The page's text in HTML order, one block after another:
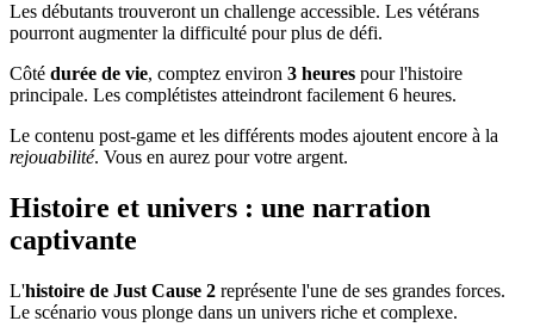
Les débutants trouveront un challenge accessible. Les vétérans
pourront augmenter la difficulté pour plus de défi.
Côté durée de vie, comptez environ 3 heures pour l'histoire
principale. Les complétistes atteindront facilement 6 heures.
Le contenu post-game et les différents modes ajoutent encore à la
rejouabilité. Vous en aurez pour votre argent.
Histoire et univers : une narration
captivante
L'histoire de Just Cause 2 représente l'une de ses grandes forces.
Le scénario vous plonge dans un univers riche et complexe.